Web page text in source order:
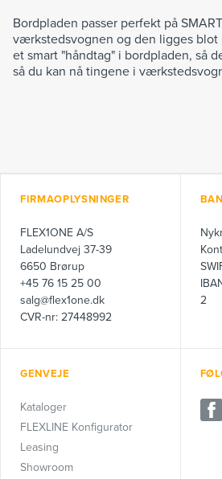
Bordpladen passer perfekt på
værkstedsvognen og den ligges blot
et smart "håndtag" i bordpladen, så
så du kan nå tingene i
FIRMAOPLYSNINGER
FLEX1ONE A/S
Ladelundvej 37-39
6650 Brørup
+45 76 15 25 00
salg@flex1one.dk
CVR-nr: 27448992
2
GENVEJE
Kataloger
FLEXLINE Konfigurator
Leasing
Showroom